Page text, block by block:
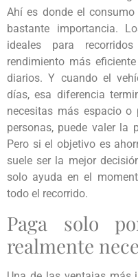
Ahí es donde el
bastante importancia.
ideales para
rendimiento más
diarios. Y cuando el
días, esa diferencia
necesitas más espacio
personas, puede valer la
Pero si el objetivo es
suele ser la mejor
solo ayuda en el
todo el recorrido.
Paga solo
realmente